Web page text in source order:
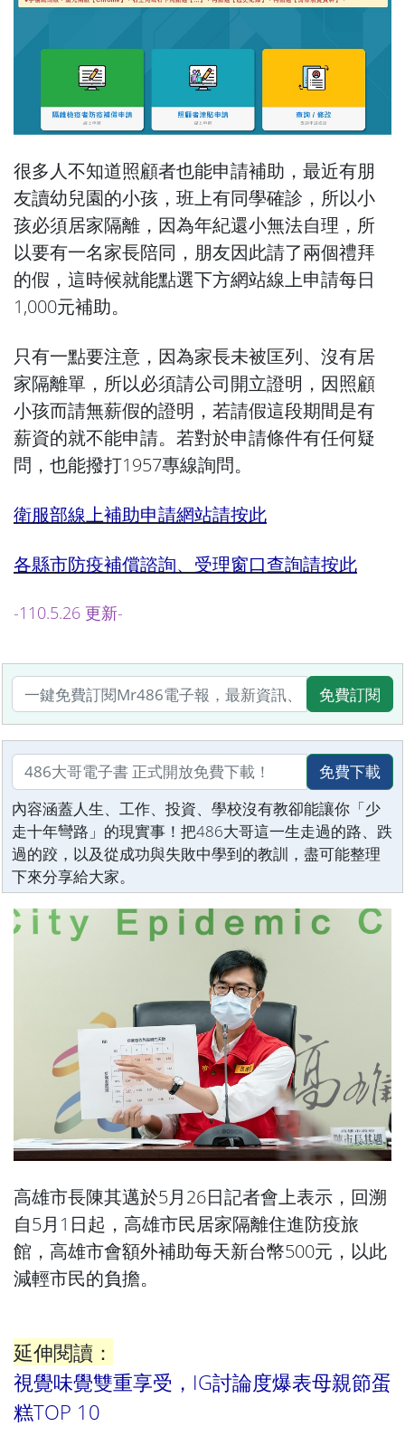
很多人不知道照顧者也能申請補助，最近有朋
友讀幼兒園的小孩，班上有同學確診，所以小
孩必須居家隔離，因為年紀還小無法自理，所
以要有一名家長陪同，朋友因此請了兩個禮拜
的假，這時候就能點選下方網站線上申請每日
1,000元補助。
只有一點要注意，因為家長未被匡列、沒有居
家隔離單，所以必須請公司開立證明，因照顧
小孩而請無薪假的證明，若請假這段期間是有
薪資的就不能申請。若對於申請條件有任何疑
問，也能撥打1957專線詢問。
衛服部線上補助申請網站請按此
各縣市防疫補償諮詢、受理窗口查詢請按此
-110.5.26 更新-
免費訂閱
免費下載
內容涵蓋人生、工作、投資、學校沒有教卻能讓你「少
走十年彎路」的現實事！把486大哥這一生走過的路、跌
過的跤，以及從成功與失敗中學到的教訓，盡可能整理
下來分享給大家。
高雄市長陳其邁於5月26日記者會上表示，回溯
自5月1日起，高雄市民居家隔離住進防疫旅
館，高雄市會額外補助每天新台幣500元，以此
減輕市民的負擔。
延伸閱讀：
視覺味覺雙重享受，IG討論度爆表母親節蛋
糕TOP 10